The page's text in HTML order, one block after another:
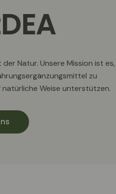
Natur. Unsere Mission ist es,
zu
Weise unterstützen.